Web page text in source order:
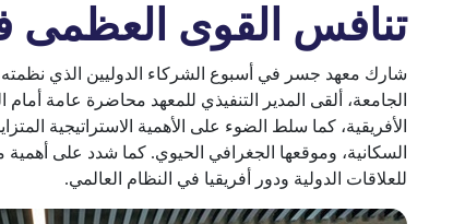
تنافس القوى العظمى
الجامعة، ألقى المدير التنفيذي للمعهد محاضرة عامة
الأفريقية، كما سلط الضوء على الأهمية الاستراتيجية
السكانية، وموقعها الجغرافي الحيوي. كما شدد على
للعلاقات الدولية ودور أفريقيا في النظام العالمي.